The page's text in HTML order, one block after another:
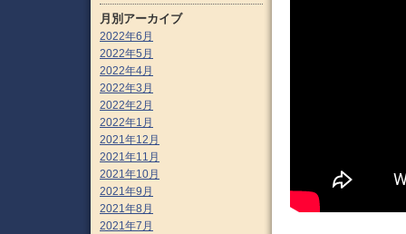
月別アーカイブ
2022年6月
2022年5月
2022年4月
2022年3月
2022年2月
2022年1月
2021年12月
2021年11月
2021年10月
2021年9月
2021年8月
2021年7月